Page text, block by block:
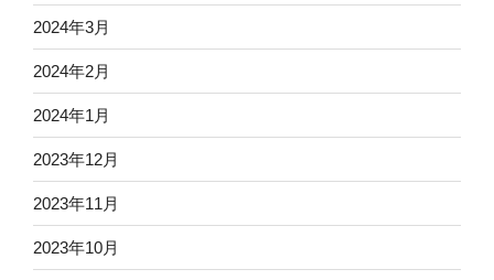
2024年3月
2024年2月
2024年1月
2023年12月
2023年11月
2023年10月